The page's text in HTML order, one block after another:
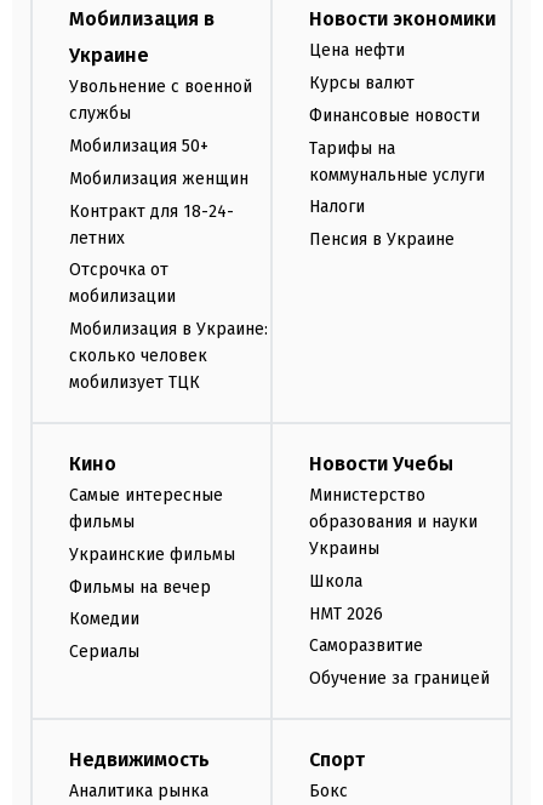
Мобилизация в
Украине
Увольнение с военной
службы
Мобилизация 50+
Мобилизация женщин
Контракт для 18-24-
летних
Отсрочка от
мобилизации
Мобилизация в Украине:
сколько человек
мобилизует ТЦК
Новости экономики
Цена нефти
Курсы валют
Финансовые новости
Тарифы на
коммунальные услуги
Налоги
Пенсия в Украине
Кино
Самые интересные
фильмы
Украинские фильмы
Фильмы на вечер
Комедии
Сериалы
Новости Учебы
Министерство
образования и науки
Украины
Школа
НМТ 2026
Саморазвитие
Обучение за границей
Недвижимость
Аналитика рынка
Спорт
Бокс